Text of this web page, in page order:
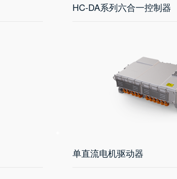
HC-DA系列六合一控制器
单直流电机驱动器